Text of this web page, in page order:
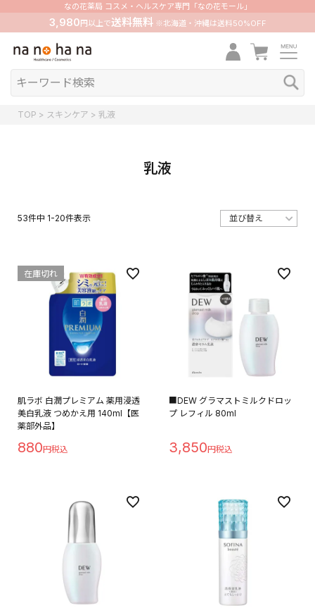
なの花薬局 コスメ・ヘルスケア専門「なの花モール」
3,980 円以上で送料無料※北海道・沖縄は送料50%OFF
TOP スキンケア 乳液
乳液
53件中 1-20件表示
肌ラボ 白潤プレミアム 薬用浸透
美白乳液 つめかえ用 140ml【医
薬部外品】
880
在庫切れ
■DEW グラマストミルクドロッ
プ レフィル 80ml
3,850